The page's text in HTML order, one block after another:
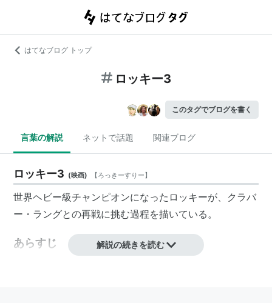
はてなブログ トップ
ロッキー3
このタグでブログを書く
言葉の解説 ネットで話題 関連ブログ
ロッキー3 (映画) 【ろっきーすりー】
世界ヘビー級チャンピオンになったロッキーが、クラバ
ー・ラングとの再戦に挑む過程を描いている。
あらすじ 解説の続きを読む